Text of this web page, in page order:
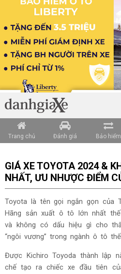
Trang chủ Đánh giá Bảo hiểm
GIÁ XE TOYOTA 2024 &
NHẤT, ƯU NHƯỢC ĐIỂM
Toyota là tên gọi ngắn gọn của
Hãng sản xuất ô tô lớn nhất
và không có dấu hiệu gì cho
“ngôi vương” trong ngành ô tô
Được Kichiro Toyoda thành lập
chế tạo ra chiếc xe đầu tiên
Loading data ...